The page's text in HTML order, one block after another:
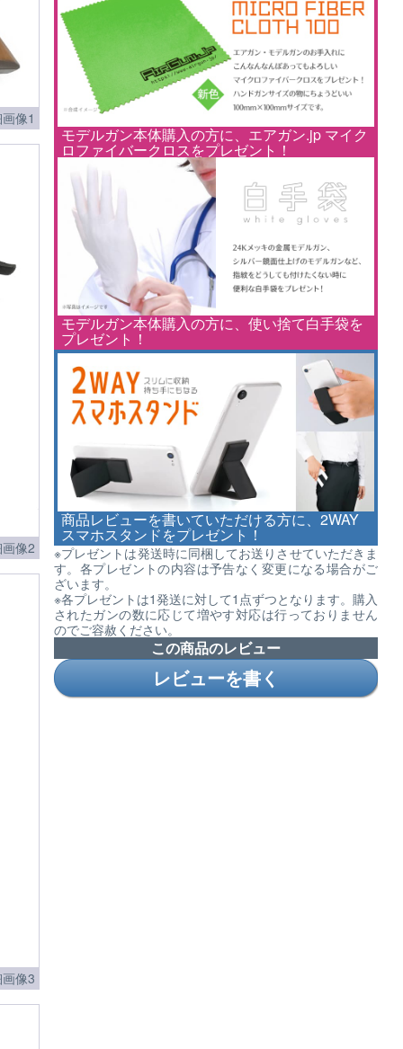
モデルガン本体購入の方に、エアガン.jp マイク
ロファイバークロスをプレゼント！
モデルガン本体購入の方に、使い捨て白手袋を
プレゼント！
商品レビューを書いていただける方に、2WAY
スマホスタンドをプレゼント！
※プレゼントは発送時に同梱してお送りさせていただきま
す。各プレゼントの内容は予告なく変更になる場合がご
ざいます。
※各プレゼントは1発送に対して1点ずつとなります。購入
されたガンの数に応じて増やす対応は行っておりません
のでご容赦ください。
この商品のレビュー
レビューを書く
像1
像2
像3